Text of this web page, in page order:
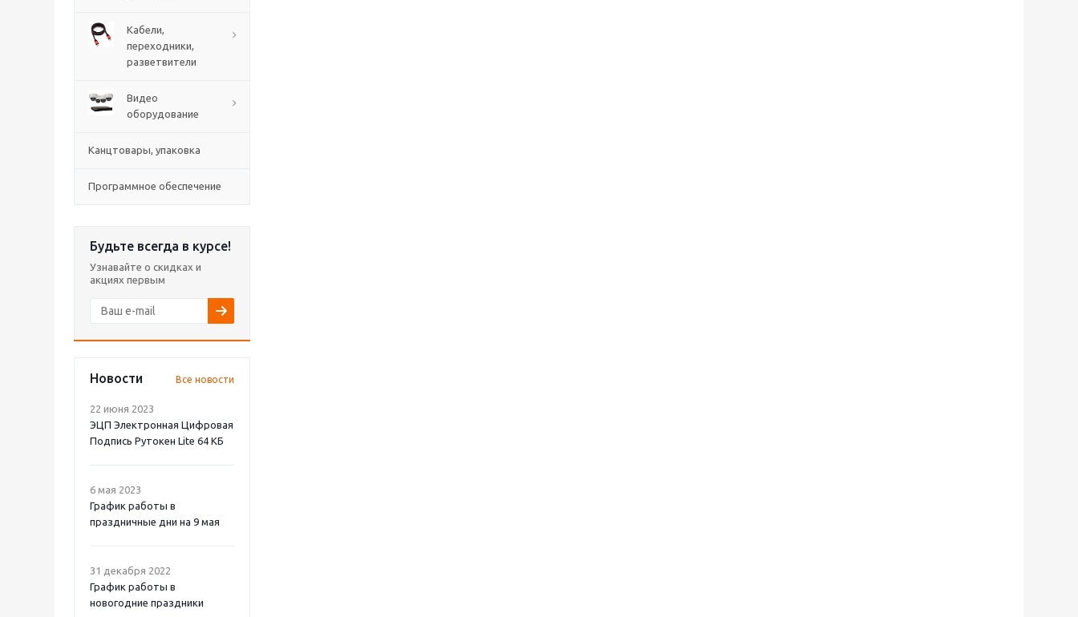
Кабели,
переходники,
разветвители
Видео
оборудование
Канцтовары, упаковка
Программное обеспечение
Будьте всегда в курсе!
Узнавайте о скидках и
акциях первым
Новости Все новости
22 июня 2023
ЭЦП Электронная Цифровая
Подпись Рутокен Lite 64 КБ
6 мая 2023
График работы в
праздничные дни на 9 мая
31 декабря 2022
График работы в
новогодние праздники